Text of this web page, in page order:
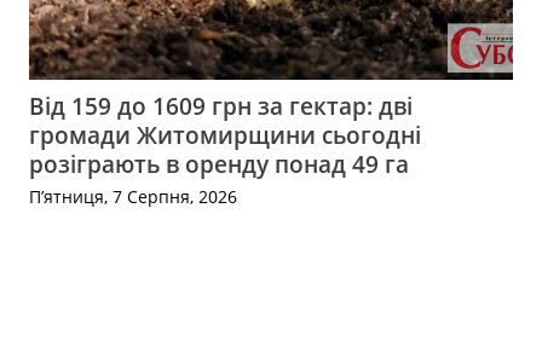
Від 159 до 1609 грн за гектар: дві
громади Житомирщини сьогодні
розіграють в оренду понад 49 га
П’ятниця, 7 Серпня, 2026